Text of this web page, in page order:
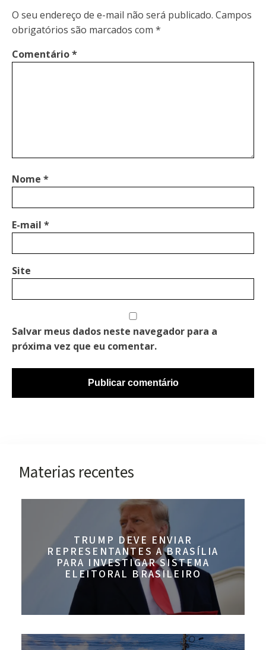
O seu endereço de e-mail não será publicado. Campos
obrigatórios são marcados com *
Comentário*
Nome *
E-mail *
Site
Salvar meus dados neste navegador para a
próxima vez que eu comentar.
Materias recentes
TRUMP DEVE ENVIAR
REPRESENTANTES A BRASÍLIA
PARA INVESTIGAR SISTEMA
ELEITORAL BRASILEIRO